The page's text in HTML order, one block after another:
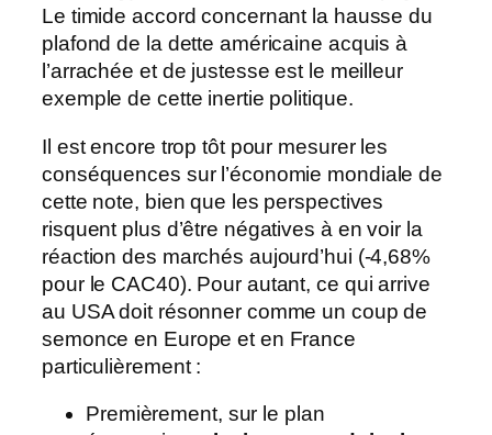
Le timide accord concernant la hausse du
plafond de la dette américaine acquis à
l’arrachée et de justesse est le meilleur
exemple de cette inertie politique.
Il est encore trop tôt pour mesurer les
conséquences sur l’économie mondiale de
cette note, bien que les perspectives
risquent plus d’être négatives à en voir la
réaction des marchés aujourd’hui (-4,68%
pour le CAC40). Pour autant, ce qui arrive
au USA doit résonner comme un coup de
semonce en Europe et en France
particulièrement :
Premièrement, sur le plan